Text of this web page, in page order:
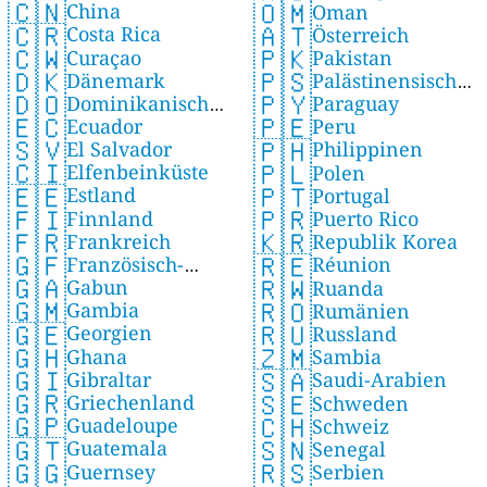
🇨🇳China
🇨🇷Costa Rica
🇨🇼Curaçao
🇩🇰Dänemark
🇩🇴Dominikanische
Republik
🇪🇨Ecuador
🇸🇻El Salvador
🇨🇮Elfenbeinküste
🇪🇪Estland
🇫🇮Finnland
🇫🇷Frankreich
🇬🇫Französisch-
Guayana
🇬🇦Gabun
🇬🇲Gambia
🇬🇪Georgien
🇬🇭Ghana
🇬🇮Gibraltar
🇬🇷Griechenland
🇬🇵Guadeloupe
🇬🇹Guatemala
🇬🇬Guernsey
🇴🇲Oman
🇦🇹Österreich
🇵🇰Pakistan
🇵🇸Palästinensische
Autonomiegebiete
🇵🇾Paraguay
🇵🇪Peru
🇵🇭Philippinen
🇵🇱Polen
🇵🇹Portugal
🇵🇷Puerto Rico
🇰🇷Republik Korea
🇷🇪Réunion
🇷🇼Ruanda
🇷🇴Rumänien
🇷🇺Russland
🇿🇲Sambia
🇸🇦Saudi-Arabien
🇸🇪Schweden
🇨🇭Schweiz
🇸🇳Senegal
🇷🇸Serbien